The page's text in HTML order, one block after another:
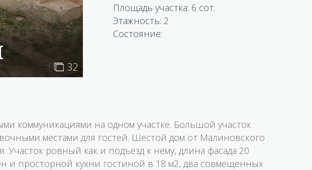
32
Площадь участка: 6 сот.
Этажность: 2
Состояние:
коммуникациями на одном участке. Большой участок
местами для гостей. Шестой дом от Малиновского
ровный как и подъезд к нему, длина фасада 20
и просторной кухни гостиной в 18 м2, два совмещенных